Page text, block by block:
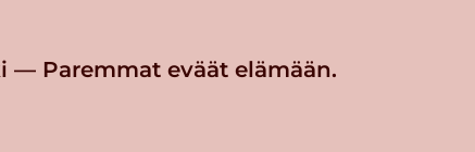
— Paremmat eväät elämään.